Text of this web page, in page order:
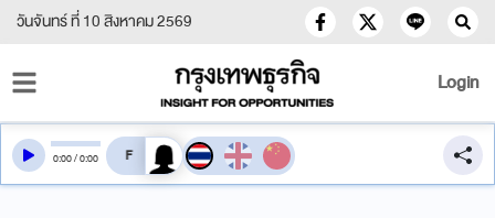
วันจันทร์ ที่ 10 สิงหาคม 2569
Login
0:00/0:00 สลับเสียงอ่าน